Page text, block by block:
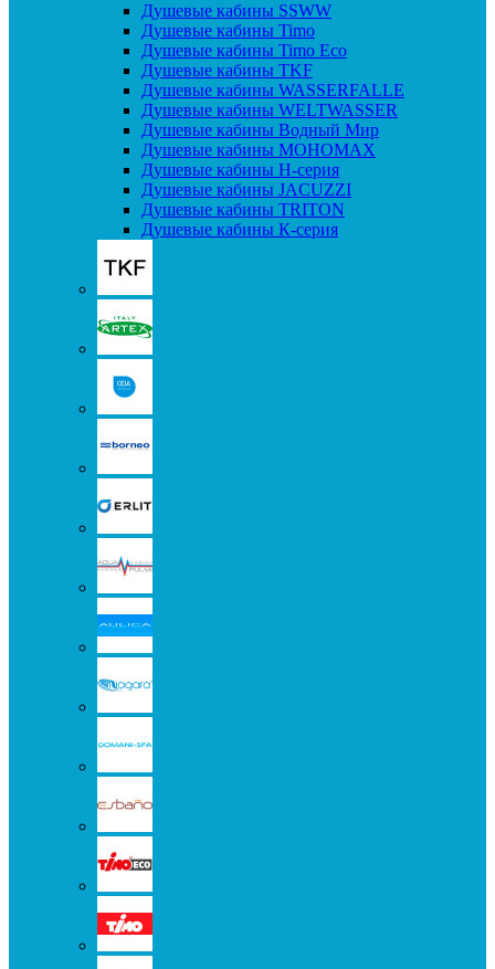
Душевые кабины SSWW
Душевые кабины Timo
Душевые кабины Timo Eco
Душевые кабины TKF
Душевые кабины WASSERFALLE
Душевые кабины WELTWASSER
Душевые кабины Водный Мир
Душевые кабины МОНОМАХ
Душевые кабины H-серия
Душевые кабины JACUZZI
Душевые кабины TRITON
Душевые кабины К-серия